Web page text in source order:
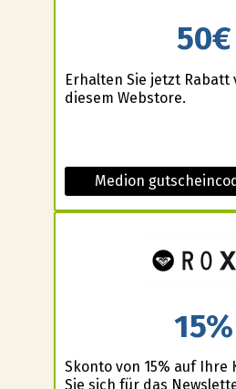
50€
Erhalten Sie jetzt Rabatt
diesem Webstore.
Medion
15%
Skonto von 15% auf Ihre
Sie sich für das